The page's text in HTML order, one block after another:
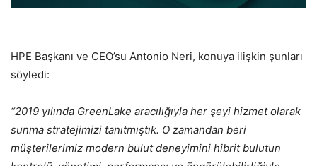
HPE Başkanı ve CEO’su Antonio Neri, konuya ilişkin şunları
söyledi:
“2019 yılında GreenLake aracılığıyla her şeyi hizmet olarak
sunma stratejimizi tanıtmıştık. O zamandan beri
müşterilerimiz modern bulut deneyimini hibrit bulutun